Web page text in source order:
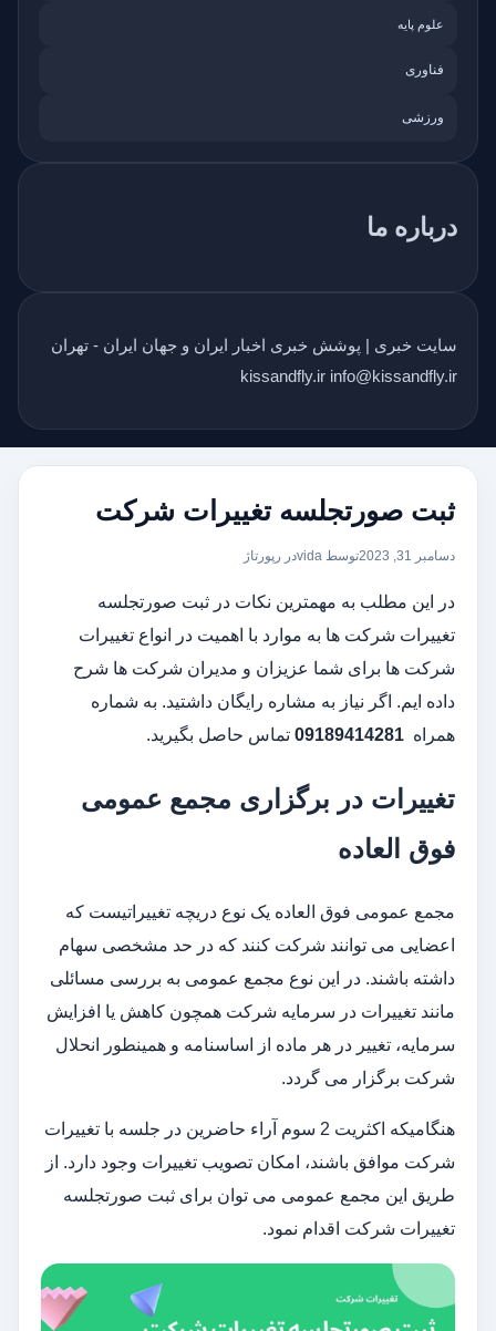
علوم پایه
فناوری
ورزشی
درباره ما
سایت خبری | پوشش خبری اخبار ایران و جهان ایران - تهران
kissandfly.ir info@kissandfly.ir
ثبت صورتجلسه تغییرات شرکت
دسامبر 31, 2023 توسط vida در رپورتاژ
در این مطلب به مهمترین نکات در ثبت صورتجلسه
تغییرات شرکت ها به موارد با اهمیت در انواع تغییرات
شرکت ها برای شما عزیزان و مدیران شرکت ها شرح
داده ایم. اگر نیاز به مشاره رایگان داشتید. به شماره
همراه 09189414281 تماس حاصل بگیرید.
تغییرات در برگزاری مجمع عمومی
فوق العاده
مجمع عمومی فوق العاده یک نوع دریچه تغییراتیست که
اعضایی می توانند شرکت کنند که در حد مشخصی سهام
داشته باشند. در این نوع مجمع عمومی به بررسی مسائلی
مانند تغییرات در سرمایه شرکت همچون کاهش یا افزایش
سرمایه، تغییر در هر ماده از اساسنامه و همینطور انحلال
شرکت برگزار می گردد.
هنگامیکه اکثریت 2 سوم آراء حاضرین در جلسه با تغییرات
شرکت موافق باشند، امکان تصویب تغییرات وجود دارد. از
طریق این مجمع عمومی می توان برای ثبت صورتجلسه
تغییرات شرکت اقدام نمود.